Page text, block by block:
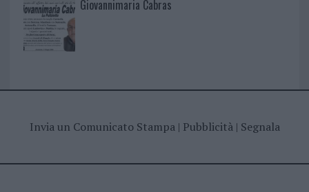
Giovannimaria Cabras
Invia un Comunicato Stampa| Pubblicità| Segnala